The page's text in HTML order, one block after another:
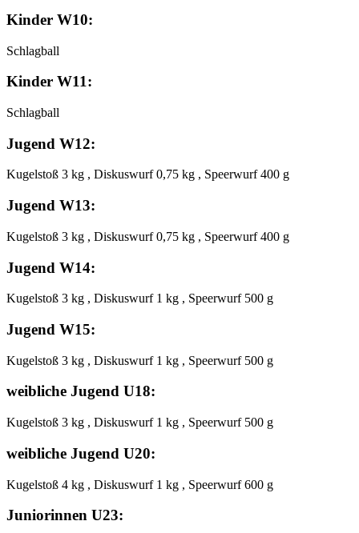
Kinder W10:
Schlagball
Kinder W11:
Schlagball
Jugend W12:
Kugelstoß 3 kg , Diskuswurf 0,75 kg , Speerwurf 400 g
Jugend W13:
Kugelstoß 3 kg , Diskuswurf 0,75 kg , Speerwurf 400 g
Jugend W14:
Kugelstoß 3 kg , Diskuswurf 1 kg , Speerwurf 500 g
Jugend W15:
Kugelstoß 3 kg , Diskuswurf 1 kg , Speerwurf 500 g
weibliche Jugend U18:
Kugelstoß 3 kg , Diskuswurf 1 kg , Speerwurf 500 g
weibliche Jugend U20:
Kugelstoß 4 kg , Diskuswurf 1 kg , Speerwurf 600 g
Juniorinnen U23: